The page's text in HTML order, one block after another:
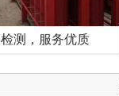
测，服务优质